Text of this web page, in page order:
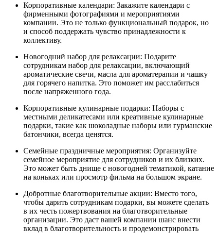
Корпоративные календари: Закажите календари с
фирменными фотографиями и мероприятиями
компании. Это не только функциональный подарок, но
и способ поддержать чувство принадлежности к
коллективу.
Новогодний набор для релаксации: Подарите
сотрудникам набор для релаксации, включающий
ароматические свечи, масла для ароматерапии и чашку
для горячего напитка. Это поможет им расслабиться
после напряженного года.
Корпоративные кулинарные подарки: Наборы с
местными деликатесами или креативные кулинарные
подарки, такие как шоколадные наборы или гурманские
батончики, всегда ценятся.
Семейные праздничные мероприятия: Организуйте
семейное мероприятие для сотрудников и их близких.
Это может быть днище с новогодней тематикой, катание
на коньках или просмотр фильма на большом экране.
Добротные благотворительные акции: Вместо того,
чтобы дарить сотрудникам подарки, вы можете сделать
в их честь пожертвования на благотворительные
организации. Это даст вашей компании шанс внести
вклад в благотворительность и продемонстрировать